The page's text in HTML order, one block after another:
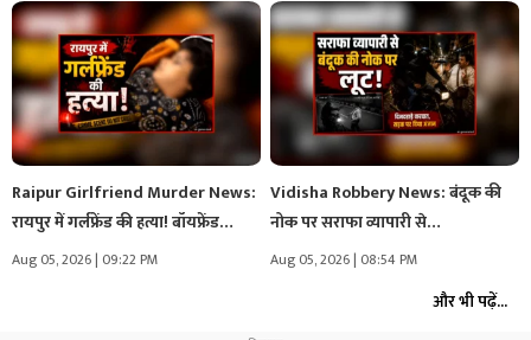
Raipur Girlfriend Murder News:
रायपुर में गर्लफ्रेंड की हत्या! बॉयफ्रेंड…
Aug 05, 2026 | 09:22 PM
Vidisha Robbery News: बंदूक की
नोक पर सराफा व्यापारी से…
Aug 05, 2026 | 08:54 PM
और भी पढ़ें...